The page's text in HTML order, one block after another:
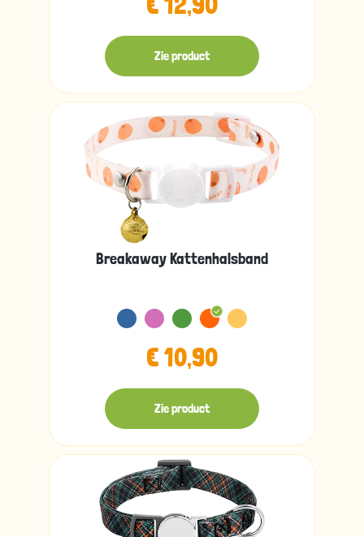
Zie product
Breakaway Kattenhalsband
€ 10,90
Zie product